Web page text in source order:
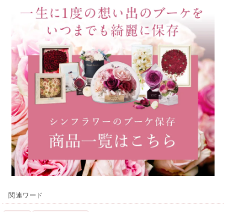
関連ワード